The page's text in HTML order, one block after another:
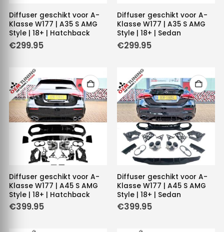
Diffuser geschikt voor A-
Klasse W177 | A35 S AMG
Style | 18+ | Hatchback
€299.95
Diffuser geschikt voor A-
Klasse W177 | A35 S AMG
Style | 18+ | Sedan
€299.95
Diffuser geschikt voor A-
Klasse W177 | A45 S AMG
Style | 18+ | Hatchback
€399.95
Diffuser geschikt voor A-
Klasse W177 | A45 S AMG
Style | 18+ | Sedan
€399.95